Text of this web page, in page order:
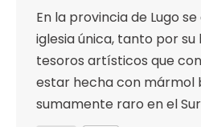
En la provincia de Lugo
iglesia única, tanto por su
tesoros artísticos que
estar hecha con mármol
sumamente raro en el